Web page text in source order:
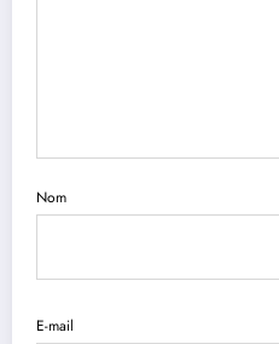
Nom
E-mail